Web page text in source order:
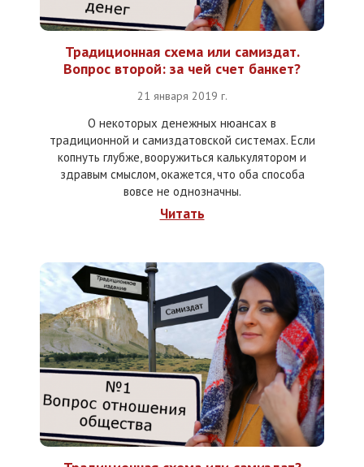
Традиционная схема или самиздат.
Вопрос второй: за чей счет банкет?
21 января 2019 г.
О некоторых денежных нюансах в
традиционной и самиздатовской системах. Если
копнуть глубже, вооружиться калькулятором и
здравым смыслом, окажется, что оба способа
вовсе не однозначны.
Читать